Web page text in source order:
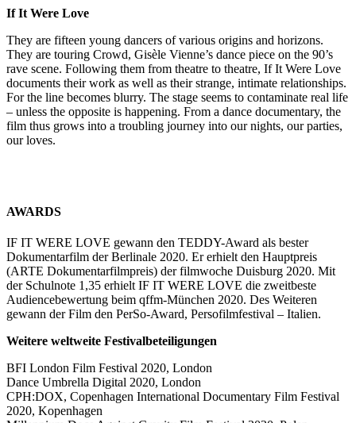
If It Were Love
They are fifteen young dancers of various origins and horizons.
They are touring Crowd, Gisèle Vienne’s dance piece on the 90’s
rave scene. Following them from theatre to theatre, If It Were Love
documents their work as well as their strange, intimate relationships.
For the line becomes blurry. The stage seems to contaminate real life
– unless the opposite is happening. From a dance documentary, the
film thus grows into a troubling journey into our nights, our parties,
our loves.
AWARDS
IF IT WERE LOVE gewann den TEDDY-Award als bester
Dokumentarfilm der Berlinale 2020. Er erhielt den Hauptpreis
(ARTE Dokumentarfilmpreis) der filmwoche Duisburg 2020. Mit
der Schulnote 1,35 erhielt IF IT WERE LOVE die zweitbeste
Audiencebewertung beim qffm-München 2020. Des Weiteren
gewann der Film den PerSo-Award, Persofilmfestival – Italien.
Weitere weltweite Festivalbeteiligungen
BFI London Film Festival 2020, London
Dance Umbrella Digital 2020, London
CPH:DOX, Copenhagen International Documentary Film Festival
2020, Kopenhagen